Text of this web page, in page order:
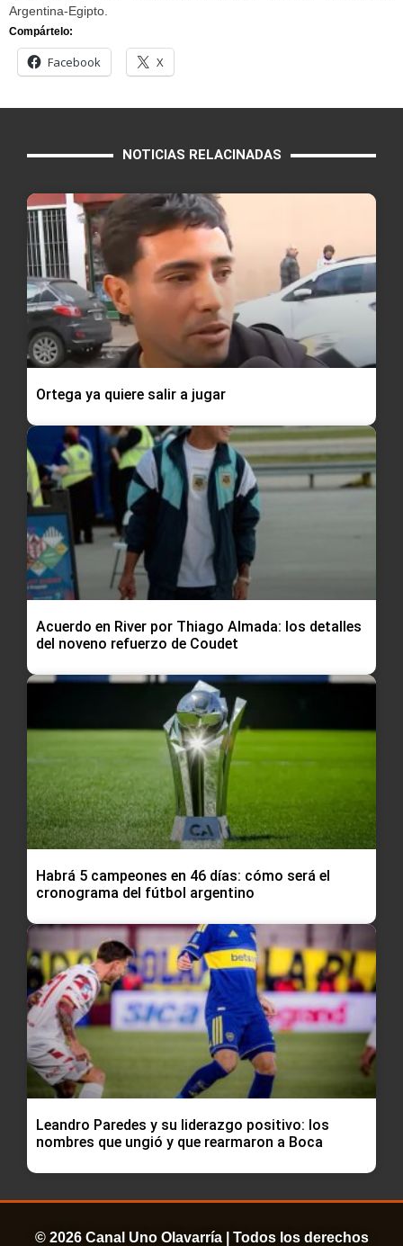
Argentina-Egipto.
Compártelo:
Facebook X
NOTICIAS RELACINADAS
Ortega ya quiere salir a jugar
Acuerdo en River por Thiago Almada: los detalles
del noveno refuerzo de Coudet
Habrá 5 campeones en 46 días: cómo será el
cronograma del fútbol argentino
Leandro Paredes y su liderazgo positivo: los
nombres que ungió y que rearmaron a Boca
© 2026 Canal Uno Olavarría | Todos los derechos